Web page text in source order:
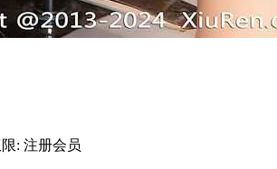
: 注册会员